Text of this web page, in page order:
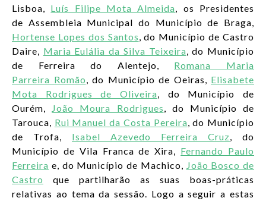
Lisboa, Luís Filipe Mota Almeida, os Presidentes
de Assembleia Municipal do Município de Braga,
Hortense Lopes dos Santos, do Município de Castro
Daire, Maria Eulália da Silva Teixeira, do Município
de Ferreira do Alentejo, Romana Maria
Parreira Romão, do Município de Oeiras, Elisabete
Mota Rodrigues de Oliveira, do Município de
Ourém, João Moura Rodrigues, do Município de
Tarouca, Rui Manuel da Costa Pereira, do Município
de Trofa, Isabel Azevedo Ferreira Cruz, do
Município de Vila Franca de Xira, Fernando Paulo
Ferreira e, do Município de Machico, João Bosco de
Castro
que partilharão as suas boas-práticas
relativas ao tema da sessão. Logo a seguir a estas